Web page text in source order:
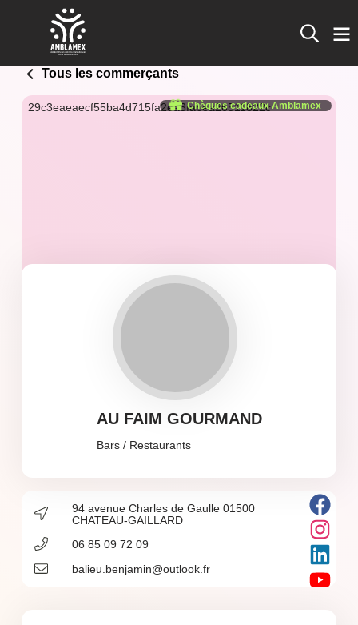
Tous les commerçants
Chèques cadeaux Amblamex
29c3eaeaecf55ba4d715fa2ea3fabea26511822c
AU FAIM GOURMAND
Bars / Restaurants
94 avenue Charles de Gaulle 01500
CHATEAU-GAILLARD
06 85 09 72 09
balieu.benjamin@outlook.fr